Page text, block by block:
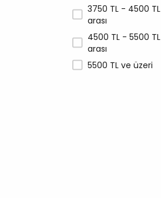
Econature
ELS Pet
Enabot
3750 TL - 4500 TL
arası
4500 TL - 5500 TL
arası
5500 TL ve üzeri